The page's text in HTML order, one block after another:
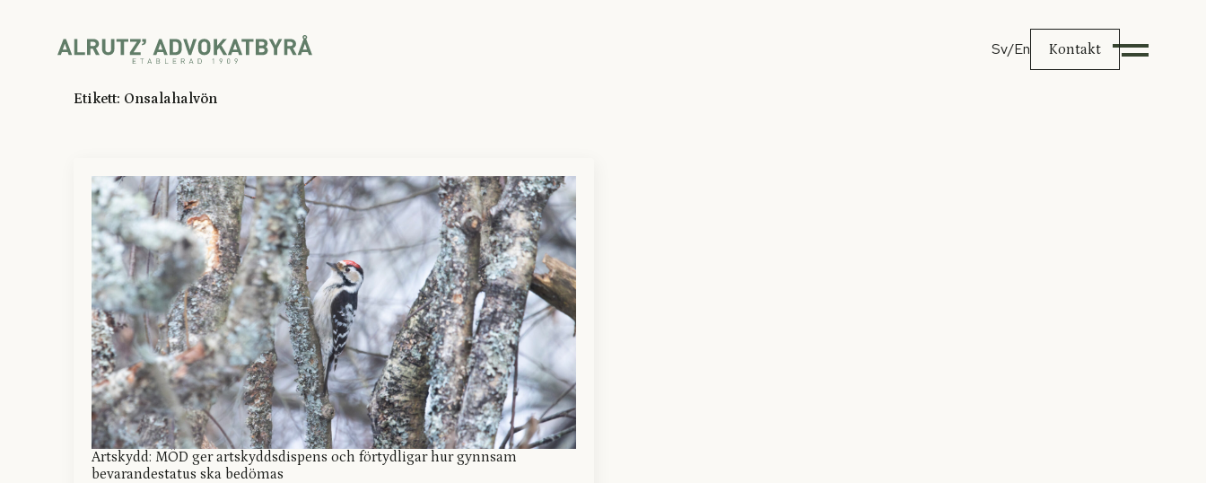
Sv/En Kontakt
Etikett: Onsalahalvön
Artskydd: MÖD ger artskyddsdispens och förtydligar hur gynnsam
bevarandestatus ska bedömas